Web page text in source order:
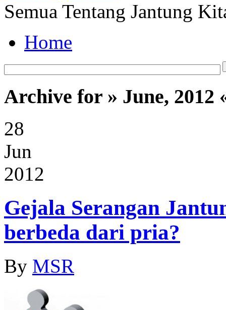
Semua Tentang Jantung
Home
Archive for » June, 2012
28
Jun
2012
Gejala Serangan
berbeda dari pria?
By MSR